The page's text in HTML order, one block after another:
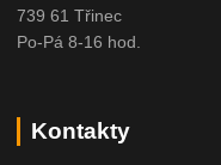
739 61 Třinec
Po-Pá 8-16 hod.
Kontakty